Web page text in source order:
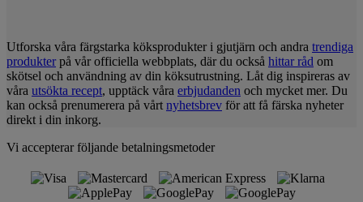
Utforska våra färgstarka köksprodukter i gjutjärn och andra trendiga
produkter på vår officiella webbplats, där du också hittar råd om
skötsel och användning av din köksutrustning. Låt dig inspireras av
våra utsökta recept, upptäck våra erbjudanden och mycket mer. Du
kan också prenumerera på vårt nyhetsbrev för att få färska nyheter
direkt i din inkorg.
Vi accepterar följande betalningsmetoder